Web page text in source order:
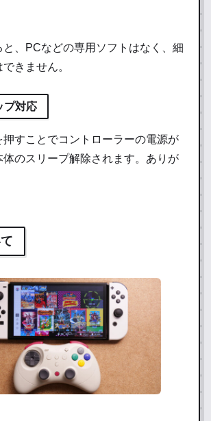
、PCなどの専用ソフトはなく、細
きません。
プ対応
押すことでコントローラーの電源が
のスリープ解除されます。ありが